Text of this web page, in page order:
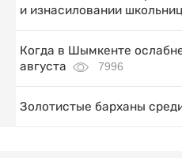
и изнасиловании
Когда в Шымкенте
августа
7996
Золотистые барханы